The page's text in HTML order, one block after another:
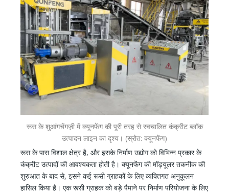
रूस के शुआंगचेंगज़ी में क्यूनफेंग की पूरी तरह से स्वचालित कंक्रीट ब्लॉक
उत्पादन लाइन का दृश्य। (स्रोत: क्यूनफेंग)
रूस के पास विशाल क्षेत्र है, और इसके निर्माण उद्योग को विभिन्न प्रकार के
कंक्रीट उत्पादों की आवश्यकता होती है। क्यूनफेंग की मॉड्यूलर तकनीक की
शुरुआत के बाद से, इसने कई रूसी ग्राहकों के लिए व्यक्तिगत अनुकूलन
हासिल किया है। एक रूसी ग्राहक को बड़े पैमाने पर निर्माण परियोजना के लिए